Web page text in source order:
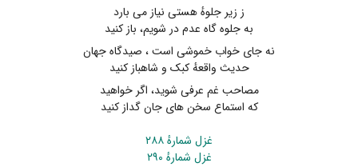
ز زیر جلوهٔ هستی نیاز می بارد
به جلوه گاه عدم در شویم، باز کنید
نه جای خواب خموشی است ، صیدگاه جهان
حدیث واقعهٔ کبک و شاهباز کنید
مصاحب غم عرفی شوید، اگر خواهید
که استماع سخن های جان گداز کنید
غزل شمارهٔ ۲۸۸
غزل شمارهٔ ۲۹۰